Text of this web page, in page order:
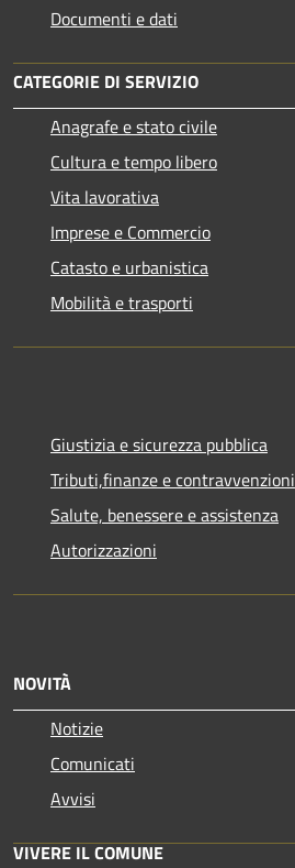
Documenti e dati
CATEGORIE DI SERVIZIO
Anagrafe e stato civile
Cultura e tempo libero
Vita lavorativa
Imprese e Commercio
Catasto e urbanistica
Mobilità e trasporti
Giustizia e sicurezza pubblica
Tributi,finanze e contravvenzioni
Salute, benessere e assistenza
Autorizzazioni
NOVITÀ
Notizie
Comunicati
Avvisi
VIVERE IL COMUNE